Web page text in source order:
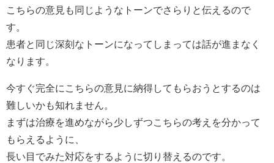
こちらの意見も同じようなトーンでさらりと伝えるので
す。
患者と同じ深刻なトーンになってしまっては話が進まなく
なります。
今すぐ完全にこちらの意見に納得してもらおうとするのは
難しいかも知れません。
まずは治療を進めながら少しずつこちらの考えを分かって
もらえるように、
長い目でみた対応をするように切り替えるのです。